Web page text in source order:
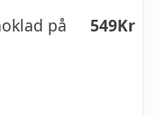
på
549Kr